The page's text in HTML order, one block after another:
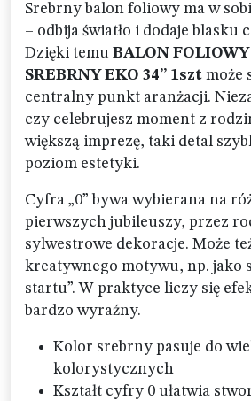
Srebrny balon foliowy ma w
– odbija światło i dodaje blasku
Dzięki temu BALON FOLIOWY
SREBRNY EKO 34” 1szt może
centralny punkt aranżacji.
czy celebrujesz moment z
większą imprezę, taki detal
poziom estetyki.
Cyfra „0” bywa wybierana na
pierwszych jubileuszy, przez
sylwestrowe dekoracje. Może
kreatywnego motywu, np. jako
startu”. W praktyce liczy się
bardzo wyraźny.
Kolor srebrny pasuje do
kolorystycznych
Kształt cyfry 0 ułatwia